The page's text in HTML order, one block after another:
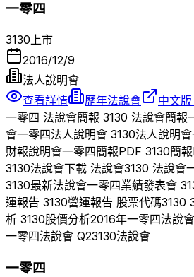
一零四
3130上市
2016/12/9
法人說明會
查看詳情
歷年法說會 中文
一零四 法說會簡報 3130 法說會簡報
會一零四法人說明會 3130法人說明會
財報說明會一零四簡報PDF 3130簡
3130法說會下載 法說會3130 法說會
3130最新法說會一零四業績發表會
運報告 3130營運報告 股票代碼3130
析 3130股價分析2016年一零四法說會
一零四法說會 Q23130法說會
一零四